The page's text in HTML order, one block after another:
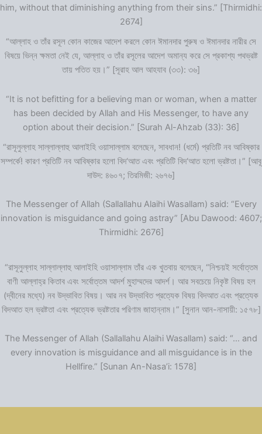
him, without that diminishing anything from their sins.” [Thirmidhi:
2674]
“আল্লাহ ও তাঁর রসূল কোন কাজের আদেশ করলে কোন ঈমানদার পুরুষ ও ঈমানদার নারীর সে
বিষয়ে ভিন্ন ক্ষমতা নেই যে, আল্লাহ ও তাঁর রসূলের আদেশ অমান্য করে সে প্রকাশ্য পথভ্রষ্ট
তায় পতিত হয়।” [সূরাহ আল আহযাব (৩৩): ৩৬]
“It is not befitting for a believing man or woman, when a matter
has been decided by Allah and His Messenger, to have any
option about their decision.” [Surah Al-Ahzab (33): 36]
“রাসূলুল্লাহ সাল্লাল্লাহু আলাইহি ওয়াসাল্লাম বলেছেন, সাবধান! (ধর্মে) প্রতিটি নব আবিষ্কার
সম্পর্কে! কারণ প্রতিটি নব আবিষ্কার হলো বিদ‘আত এবং প্রতিটি বিদ‘আত হলো ভ্রষ্টতা।” [আবূ
দাউদ: ৪৬০৭; তিরমিজী: ২৬৭৬]
The Messenger of Allah (Sallallahu Alaihi Wasallam) said: “Every
innovation is misguidance and going astray” [Abu Dawood: 4607;
Thirmidhi: 2676]
“রাসূলুল্লাহ সাল্লাল্লাহু আলাইহি ওয়াসাল্লাম তাঁর এক খুতবায় বলেছেন, “নিশ্চয়ই সর্বোত্তম
বাণী আল্লাহ্‌র কিতাব এবং সর্বোত্তম আদর্শ মুহাম্মদের আদর্শ। আর সবচেয়ে নিকৃষ্ট বিষয় হল
(দ্বীনের মধ্যে) নব উদ্ভাবিত বিষয়। আর নব উদ্ভাবিত প্রত্যেক বিষয় বিদআত এবং প্রত্যেক
বিদআত হল ভ্রষ্টতা এবং প্রত্যেক ভ্রষ্টতার পরিণাম জাহান্নাম।” [সুনান আন-নাসায়ী: ১৫৭৮]
The Messenger of Allah (Sallallahu Alaihi Wasallam) said: “… and
every innovation is misguidance and all misguidance is in the
Hellfire.” [Sunan An-Nasa’i: 1578]